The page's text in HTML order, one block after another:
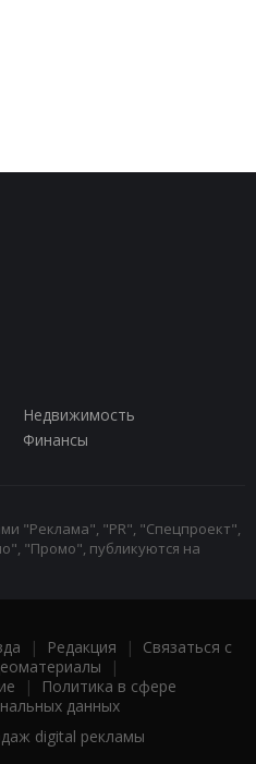
Недвижимость
Финансы
"Реклама", "PR", "Спецпроект",
"Промо", публикуются на
| Редакция | Связаться с
|
|
Политика в сфере
данных
digital рекламы